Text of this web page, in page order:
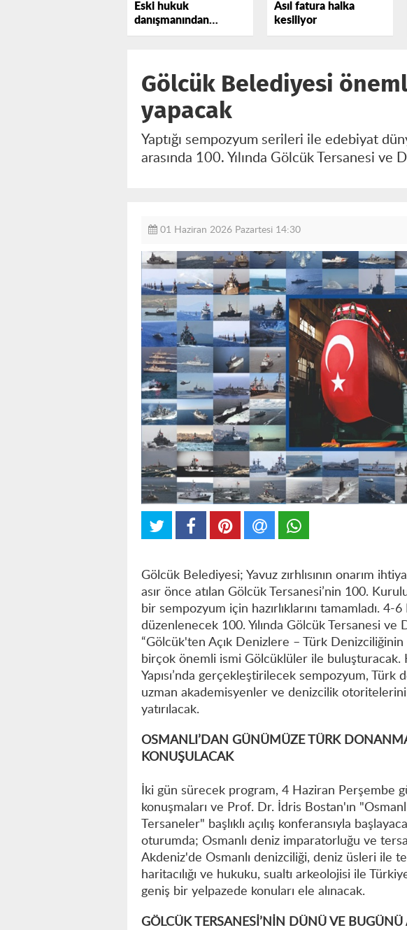
Eski hukuk
danışmanından
Erdoğan'a bir uyarı
Asıl fatura halka
kesiliyor
Gölcük Belediyesi
yapacak
Yaptığı sempozyum serileri ile edebiyat
arasında 100. Yılında Gölcük Tersanesi ve
01 Haziran 2026 Pazartesi 14:30
Gölcük Belediyesi; Yavuz zırhlısının onarım
asır önce atılan Gölcük Tersanesi’nin 100.
bir sempozyum için hazırlıklarını tamamladı. 4-
düzenlenecek 100. Yılında Gölcük Tersanesi ve
“Gölcük'ten Açık Denizlere – Türk Denizciliğinin
birçok önemli ismi Gölcüklüler ile buluşturacak.
Yapısı’nda gerçekleştirilecek sempozyum, Türk
uzman akademisyenler ve denizcilik otoritelerinin
yatırılacak.
OSMANLI’DAN GÜNÜMÜZE TÜRK
KONUŞULACAK
İki gün sürecek program, 4 Haziran Perşembe
konuşmaları ve Prof. Dr. İdris Bostan'ın
Tersaneler" başlıklı açılış konferansıyla
oturumda; Osmanlı deniz imparatorluğu ve
Akdeniz'de Osmanlı denizciliği, deniz üsleri ile
haritacılığı ve hukuku, sualtı arkeolojisi ile
geniş bir yelpazede konuları ele alınacak.
GÖLCÜK TERSANESİ’NİN DÜNÜ VE